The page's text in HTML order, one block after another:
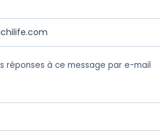
réponses à ce message par e-mail